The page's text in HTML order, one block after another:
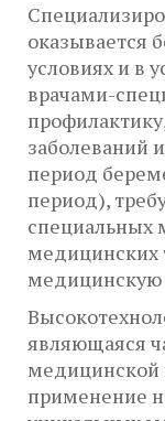
оказывается
условиях и в
врачами-
заболеваний
период
период),
специальных
медицинских
медицинскую
являющаяся
медицинской
применение